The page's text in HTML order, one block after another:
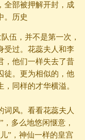
全部被押解开封，成
。历史
伍，并不是第一次，
受过。花蕊夫人和李
，他们一样失去了昔
徒。更为相似的，他
同样的才华横溢。
词风。看看花蕊夫人
多么地悠闲惬意，
”，神仙一样的皇宫